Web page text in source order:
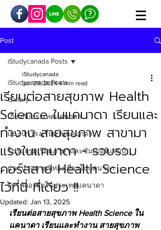
Post
iStudycanada Posts
Gallery
เกี่ยวกับประเทศแคนาดา
แนะนำโรงเรียนในแคนาดา
โปรแกรมเรียนภาษาและซัมเมอร์แคมป์
แนะนำสถานที่ท่องเที่ยวในแคนาดา
การพักอาศัยในประเทศแคนาดา
iStudycanada Posts
เรียนต่อสายสุขภาพ Health
Science ในแคนาดา เรียนและ
ทำงาน สายสุขภาพ สาขามา
แรงในแคนาดา - รวบรวม
คอร์สสาย Health Science
ไว้ที่นี่ ที่เดียว !!
iStudycanada
Jan 29, 2024 4 min read
Updated: Jan 13, 2025
เรียนต่อสายสุขภาพ Health Science ใน
แคนาดา เรียนและทำงาน สายสุขภาพ